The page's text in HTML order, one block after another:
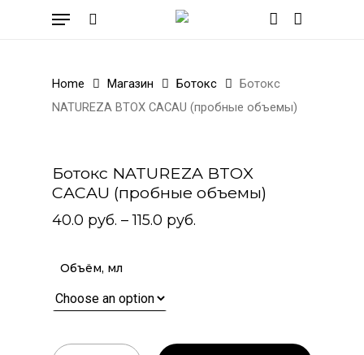
Menu
Home Магазин Ботокс
Ботокс
NATUREZA BTOX CACAU (пробные объемы)
Ботокс NATUREZA BTOX
CACAU (пробные объемы)
40.0 руб. –115.0 руб.
Объём, мл